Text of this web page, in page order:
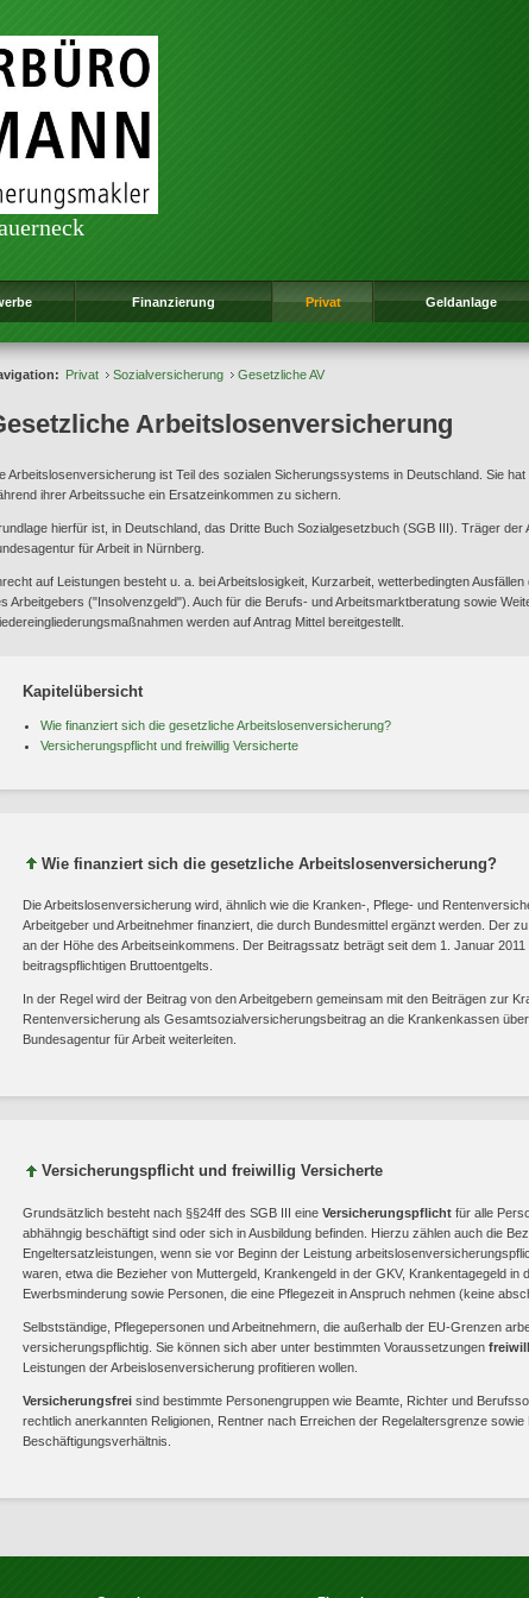
Finanzierung Privat Geldanlage
Privat Sozialversicherung Gesetzliche AV
Arbeitslosenversicherung
Arbeitslosenversicherung ist Teil des sozialen Sicherungssystems in Deutschland. Sie
ihrer Arbeitssuche ein Ersatzeinkommen zu sichern.
hierfür ist, in Deutschland, das Dritte Buch Sozialgesetzbuch (SGB III). Träger der
für Arbeit in Nürnberg.
auf Leistungen besteht u. a. bei Arbeitslosigkeit, Kurzarbeit, wetterbedingten
Arbeitgebers ("Insolvenzgeld"). Auch für die Berufs- und Arbeitsmarktberatung sowie
werden auf Antrag Mittel bereitgestellt.
Kapitelübersicht
Wie finanziert sich die gesetzliche Arbeitslosenversicherung?
Versicherungspflicht und freiwillig Versicherte
Wie finanziert sich die gesetzliche Arbeitslosenversicherung?
Die Arbeitslosenversicherung wird, ähnlich wie die Kranken-, Pflege- und
Arbeitgeber und Arbeitnehmer finanziert, die durch Bundesmittel ergänzt werden. Der
an der Höhe des Arbeitseinkommens. Der Beitragssatz beträgt seit dem 1. Januar
beitragspflichtigen Bruttoentgelts.
In der Regel wird der Beitrag von den Arbeitgebern gemeinsam mit den Beiträgen zur
Rentenversicherung als Gesamtsozialversicherungsbeitrag an die Krankenkassen
Bundesagentur für Arbeit weiterleiten.
Versicherungspflicht und freiwillig Versicherte
Grundsätzlich besteht nach §§24ff des SGB III eine Versicherungspflicht für alle
abhähngig beschäftigt sind oder sich in Ausbildung befinden. Hierzu zählen auch die
Engeltersatzleistungen, wenn sie vor Beginn der Leistung
waren, etwa die Bezieher von Muttergeld, Krankengeld in der GKV, Krankentagegeld in
Ewerbsminderung sowie Personen, die eine Pflegezeit in Anspruch nehmen (keine
Selbstständige, Pflegepersonen und Arbeitnehmern, die außerhalb der EU-Grenzen
versicherungspflichtig. Sie können sich aber unter bestimmten Voraussetzungen
Leistungen der Arbeislosenversicherung profitieren wollen.
Versicherungsfrei sind bestimmte Personengruppen wie Beamte, Richter und
rechtlich anerkannten Religionen, Rentner nach Erreichen der Regelaltersgrenze sowie
Beschäftigungsverhältnis.